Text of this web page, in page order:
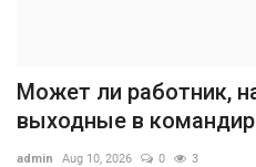
Может ли работник,
выходные в
admin Aug 10, 2026 0 3